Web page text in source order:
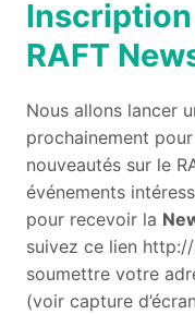
RAFT
Nous allons lancer
prochainement
nouveautés sur le
événements
pour recevoir la
suivez ce lien
soumettre votre
(voir capture